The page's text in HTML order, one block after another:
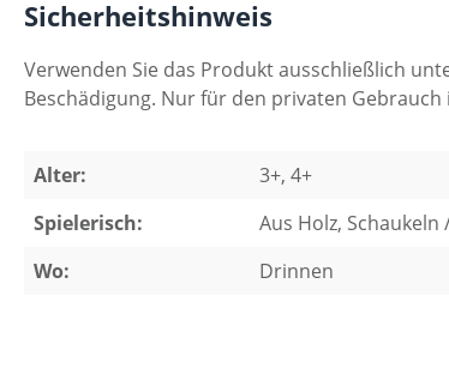
Sicherheitshinweis
Verwenden Sie das Produkt ausschließlich
Beschädigung. Nur für den privaten
Alter:
3+, 4+
Spielerisch:
Aus Holz, Schaukeln
Wo:
Drinnen